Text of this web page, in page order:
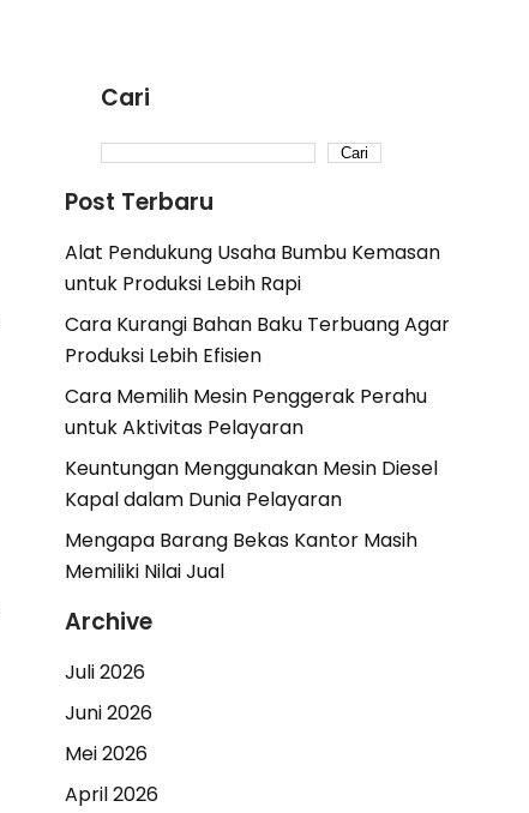
Cari
Cari
Post Terbaru
Alat Pendukung Usaha Bumbu Kemasan
untuk Produksi Lebih Rapi
Cara Kurangi Bahan Baku Terbuang Agar
Produksi Lebih Efisien
Cara Memilih Mesin Penggerak Perahu
untuk Aktivitas Pelayaran
Keuntungan Menggunakan Mesin Diesel
Kapal dalam Dunia Pelayaran
Mengapa Barang Bekas Kantor Masih
Memiliki Nilai Jual
Archive
Juli 2026
Juni 2026
Mei 2026
April 2026